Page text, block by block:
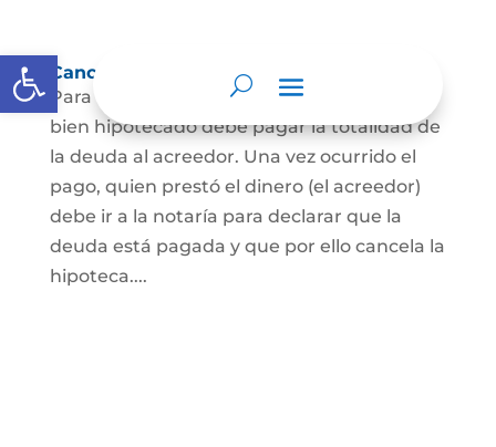
Abrir barra de herramientas
Cancelación de Hipoteca
Para cancelar una hipoteca, el dueño del
bien hipotecado debe pagar la totalidad de
la deuda al acreedor. Una vez ocurrido el
pago, quien prestó el dinero (el acreedor)
debe ir a la notaría para declarar que la
deuda está pagada y que por ello cancela la
hipoteca....